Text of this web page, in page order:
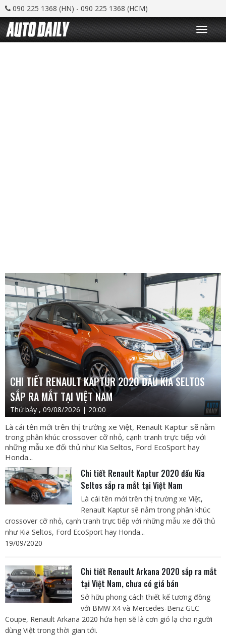
090 225 1368 (HN) - 090 225 1368 (HCM)
T
o
g
CHI TIẾT RENAULT KAPTUR 2020 ĐẤU KIA SELTOS
SẮP RA MẮT TẠI VIỆT NAM
Thứ bảy , 09/08/2026 | 20:00
Là cái tên mới trên thị trường xe Việt, Renault Kaptur sẽ nằm
trong phân khúc crossover cỡ nhỏ, cạnh tranh trực tiếp với
những mẫu xe đối thủ như Kia Seltos, Ford EcoSport hay
Honda...
Chi tiết Renault Kaptur 2020 đấu Kia
Seltos sắp ra mắt tại Việt Nam
Là cái tên mới trên thị trường xe Việt,
Renault Kaptur sẽ nằm trong phân khúc
crossover cỡ nhỏ, cạnh tranh trực tiếp với những mẫu xe đối thủ
như Kia Seltos, Ford EcoSport hay Honda...
19/09/2020
Chi tiết Renault Arkana 2020 sắp ra mắt
tại Việt Nam, chưa có giá bán
Sở hữu phong cách thiết kế tương đồng
với BMW X4 và Mercedes-Benz GLC
Coupe, Renault Arkana 2020 hứa hẹn sẽ là cơn gió lạ cho người
dùng Việt trong thời gian tới.